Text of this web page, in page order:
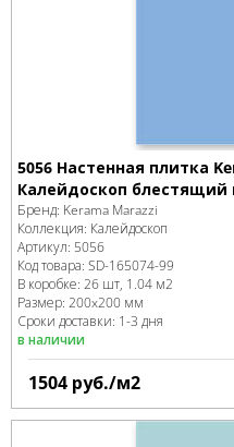
5056 Настенная плитка
Калейдоскоп блестящий
Бренд: Kerama Marazzi
Коллекция: Калейдоскоп
Артикул: 5056
Код товара: SD-165074-99
В коробке: 26 шт, 1.04 м2
Размер: 200x200 мм
Сроки доставки: 1-3 дня
в наличии
1504 руб./м2